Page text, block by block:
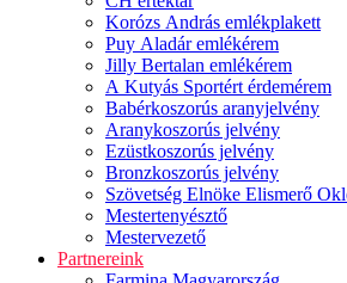
Korózs András emlékplakett
Puy Aladár emlékérem
Jilly Bertalan emlékérem
A Kutyás Sportért érdemérem
Babérkoszorús aranyjelvény
Aranykoszorús jelvény
Ezüstkoszorús jelvény
Bronzkoszorús jelvény
Szövetség Elnöke Elismerő
Mestertenyésztő
Mestervezető
Partnereink